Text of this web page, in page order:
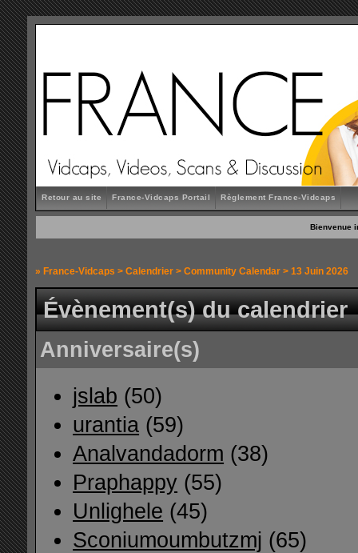
Retour au site France-Vidcaps Portail Règlement France-Vidcaps
Bienvenue
» France-Vidcaps >Calendrier >Community Calendar > 13 Juin 2026
Évènement(s) du calendrier
Anniversaire(s)
jslab (50)
urantia (59)
Analvandadorm (38)
Praphappy (55)
Unlighele (45)
Sconiumoumbutzmj (65)